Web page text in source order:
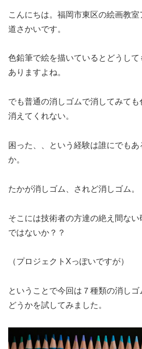
こんにちは。福岡市東区の絵画教
道さかいです。
色鉛筆で絵を描いているとどうし
ありますよね。
でも普通の消しゴムで消してみても
消えてくれない。
困った、、という経験は誰にでもあ
か。
たかが消しゴム、されど消しゴム。
そこには技術者の方達の絶え間な
ではないか？？
（プロジェクトXっぽいですが）
ということで今回は７種類の消し
どうかを試してみました。